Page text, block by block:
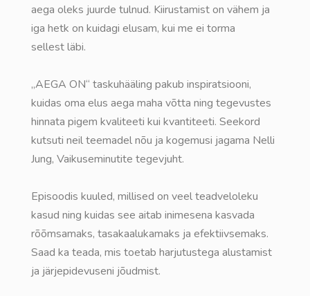
aega oleks juurde tulnud. Kiirustamist on vähem ja
iga hetk on kuidagi elusam, kui me ei torma
sellest läbi.
„AEGA ON“ taskuhääling pakub inspiratsiooni,
kuidas oma elus aega maha võtta ning tegevustes
hinnata pigem kvaliteeti kui kvantiteeti. Seekord
kutsuti neil teemadel nõu ja kogemusi jagama Nelli
Jung, Vaikuseminutite tegevjuht.
Episoodis kuuled, millised on veel teadveloleku
kasud ning kuidas see aitab inimesena kasvada
rõõmsamaks, tasakaalukamaks ja efektiivsemaks.
Saad ka teada, mis toetab harjutustega alustamist
ja järjepidevuseni jõudmist.